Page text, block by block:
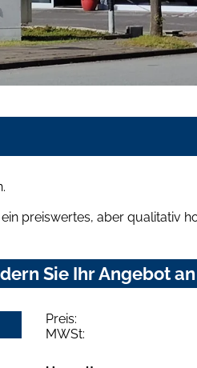
preiswertes, aber qualitativ
Sie Ihr Angebot an
Preis:
MWSt: